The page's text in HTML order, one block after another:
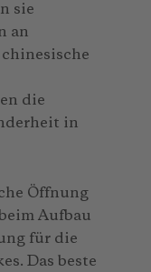
sie
an
die
in
Öffnung
Aufbau
für die
Das beste